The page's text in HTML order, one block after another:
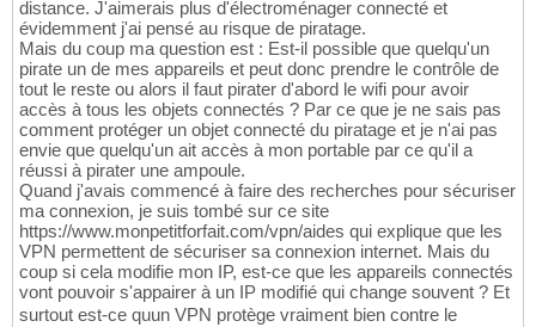
distance. J'aimerais plus d'électroménager connecté et
évidemment j'ai pensé au risque de piratage.
Mais du coup ma question est : Est-il possible que quelqu'un
pirate un de mes appareils et peut donc prendre le contrôle de
tout le reste ou alors il faut pirater d'abord le wifi pour avoir
accès à tous les objets connectés ? Par ce que je ne sais pas
comment protéger un objet connecté du piratage et je n'ai pas
envie que quelqu'un ait accès à mon portable par ce qu'il a
réussi à pirater une ampoule.
Quand j'avais commencé à faire des recherches pour sécuriser
ma connexion, je suis tombé sur ce site
https://www.monpetitforfait.com/vpn/aides qui explique que les
VPN permettent de sécuriser sa connexion internet. Mais du
coup si cela modifie mon IP, est-ce que les appareils connectés
vont pouvoir s'appairer à un IP modifié qui change souvent ? Et
surtout est-ce quun VPN protège vraiment bien contre le